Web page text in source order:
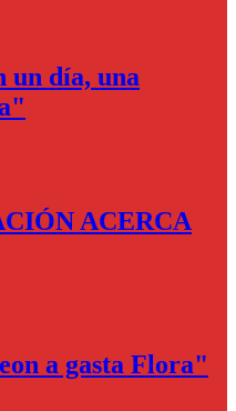
un día, una
ACERCA
a gasta Flora"